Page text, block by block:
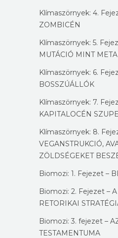
Klímaszörnyek: 4.
ZOMBICÉN
Klímaszörnyek: 5.
MUTÁCIÓ MINT
Klímaszörnyek: 6.
BOSSZÚÁLLÓK
Klímaszörnyek: 7.
KAPITALOCÉN
Klímaszörnyek: 8.
VEGANSTRUKCIÓ,
ZÖLDSÉGEKET
Biomozi: 1. Fejezet –
Biomozi: 2. Fejezet –
RETORIKAI
Biomozi: 3. fejezet –
TESTAMENTUMA